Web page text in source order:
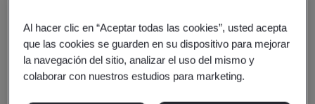
Saber más
Al hacer clic en “Aceptar todas las cookies”, usted acepta
que las cookies se guarden en su dispositivo para mejorar
la navegación del sitio, analizar el uso del mismo y
colaborar con nuestros estudios para marketing.